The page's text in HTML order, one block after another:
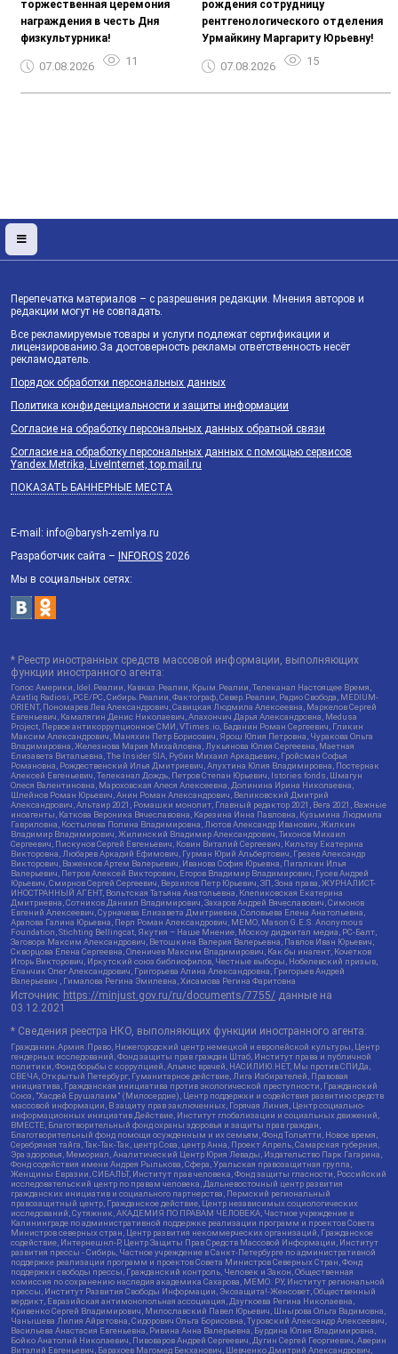
торжественная церемония
награждения в честь Дня
физкультурника!
07.08.2026 11
рождения сотрудницу
рентгенологического отделения
Урмайкину Маргариту Юрьевну!
07.08.2026 15
Перепечатка материалов – с разрешения редакции. Мнения авторов и
редакции могут не совпадать.
Все рекламируемые товары и услуги подлежат сертификации и
лицензированию.За достоверность рекламы ответственность несёт
рекламодатель.
Порядок обработки персональных данных
Политика конфиденциальности и защиты информации
Согласие на обработку персональных данных обратной связи
Согласие на обработку персональных данных с помощью сервисов
Yandex.Metrika, LiveInternet, top.mail.ru
ПОКАЗАТЬ БАННЕРНЫЕ МЕСТА
E-mail: info@barysh-zemlya.ru
Разработчик сайта – INFOROS 2026
Мы в социальных сетях:
* Реестр иностранных средств массовой информации, выполняющих
функции иностранного агента:
Голос Америки, Idel.Реалии, Кавказ.Реалии, Крым.Реалии, Телеканал Настоящее Время,
Azatliq Radiosi, PCE/PC, Сибирь.Реалии, Фактограф, Север.Реалии, Радио Свобода, MEDIUM-
ORIENT, Пономарев Лев Александрович, Савицкая Людмила Алексеевна, Маркелов Сергей
Евгеньевич, Камалягин Денис Николаевич, Апахончич Дарья Александровна, Medusa
Project, Первое антикоррупционное СМИ, VTimes.io, Баданин Роман Сергеевич, Гликин
Максим Александрович, Маняхин Петр Борисович, Ярош Юлия Петровна, Чуракова Ольга
Владимировна, Железнова Мария Михайловна, Лукьянова Юлия Сергеевна, Маетная
Елизавета Витальевна, The Insider SIA, Рубин Михаил Аркадьевич, Гройсман Софья
Романовна, Рождественский Илья Дмитриевич, Апухтина Юлия Владимировна, Постернак
Алексей Евгеньевич, Телеканал Дождь, Петров Степан Юрьевич, Istories fonds, Шмагун
Олеся Валентиновна, Мароховская Алеся Алексеевна, Долинина Ирина Николаевна,
Шлейнов Роман Юрьевич, Анин Роман Александрович, Великовский Дмитрий
Александрович, Альтаир 2021, Ромашки монолит, Главный редактор 2021, Вега 2021, Важные
иноагенты, Каткова Вероника Вячеславовна, Карезина Инна Павловна, Кузьмина Людмила
Гавриловна, Костылева Полина Владимировна, Лютов Александр Иванович, Жилкин
Владимир Владимирович, Жилинский Владимир Александрович, Тихонов Михаил
Сергеевич, Пискунов Сергей Евгеньевич, Ковин Виталий Сергеевич, Кильтау Екатерина
Викторовна, Любарев Аркадий Ефимович, Гурман Юрий Альбертович, Грезев Александр
Викторович, Важенков Артем Валерьевич, Иванова София Юрьевна, Пигалкин Илья
Валерьевич, Петров Алексей Викторович, Егоров Владимир Владимирович, Гусев Андрей
Юрьевич, Смирнов Сергей Сергеевич, Верзилов Петр Юрьевич, ЗП, Зона права, ЖУРНАЛИСТ-
ИНОСТРАННЫЙ АГЕНТ, Вольтская Татьяна Анатольевна, Клепиковская Екатерина
Дмитриевна, Сотников Даниил Владимирович, Захаров Андрей Вячеславович, Симонов
Евгений Алексеевич, Сурначева Елизавета Дмитриевна, Соловьева Елена Анатольевна,
Арапова Галина Юрьевна, Перл Роман Александрович, МЕМО, Mason G.E.S. Anonymous
Foundation, Stichting Bellingcat, Якутия – Наше Мнение, Москоу диджитал медиа, РС-Балт,
Заговора Максим Александрович, Ветошкина Валерия Валерьевна, Павлов Иван Юрьевич,
Скворцова Елена Сергеевна, Оленичев Максим Владимирович, Как бы инагент, Кочетков
Игорь Викторович, Иркутский союз библиофилов, Честные выборы, Нобелевский призыв,
Еланчик Олег Александрович, Григорьева Алина Александровна, Григорьев Андрей
Валерьевич , Гималова Регина Эмилевна, Хисамова Регина Фаритовна
Источник: https://minjust.gov.ru/ru/documents/7755/ данные на
03.12.2021
* Сведения реестра НКО, выполняющих функции иностранного агента:
Гражданин.Армия.Право, Нижегородский центр немецкой и европейской культуры, Центр
гендерных исследований, Фонд защиты прав граждан Штаб, Институт права и публичной
политики, Фонд борьбы с коррупцией, Альянс врачей, НАСИЛИЮ.НЕТ, Мы против СПИДа,
СВЕЧА, Открытый Петербург, Гуманитарное действие, Лига Избирателей, Правовая
инициатива, Гражданская инициатива против экологической преступности, Гражданский
Союз, "Хасдей Ерушалаим" (Милосердие), Центр поддержки и содействия развитию средств
массовой информации, В защиту прав заключенных, Горячая Линия, Центр социально-
информационных инициатив Действие, Институт глобализации и социальных движений,
ВМЕСТЕ, Благотворительный фонд охраны здоровья и защиты прав граждан,
Благотворительный фонд помощи осужденным и их семьям, Фонд Тольятти, Новое время,
Серебряная тайга, Так-Так-Так, центр Сова, центр Анна, Проект Апрель, Самарская губерния,
Эра здоровья, Мемориал, Аналитический Центр Юрия Левады, Издательство Парк Гагарина,
Фонд содействия имени Андрея Рылькова, Сфера, Уральская правозащитная группа,
Женщины Евразии, СИБАЛЬТ, Институт прав человека, Фонд защиты гласности, Российский
исследовательский центр по правам человека, Дальневосточный центр развития
гражданских инициатив и социального партнерства, Пермский региональный
правозащитный центр, Гражданское действие, Центр независимых социологических
исследований, Сутяжник, АКАДЕМИЯ ПО ПРАВАМ ЧЕЛОВЕКА, Частное учреждение в
Калининграде по административной поддержке реализации программ и проектов Совета
Министров северных стран, Центр развития некоммерческих организаций, Гражданское
содействие, Интернешнл-Р, Центр Защиты Прав Средств Массовой Информации, Институт
развития прессы - Сибирь, Частное учреждение в Санкт-Петербурге по административной
поддержке реализации программ и проектов Совета Министров Северных Стран, Фонд
поддержки свободы прессы, Гражданский контроль, Человек и Закон, Общественная
комиссия по сохранению наследия академика Сахарова, МЕМО. РУ, Институт региональной
прессы, Институт Развития Свободы Информации, Экозащита!-Женсовет, Общественный
вердикт, Евразийская антимонопольная ассоциация, Дзугкоева Регина Николаевна,
Кривенко Сергей Владимирович, Милославский Павел Юрьевич, Шнырова Ольга Вадимовна,
Чанышева Лилия Айратовна, Сидорович Ольга Борисовна, Туровский Александр Алексеевич,
Васильева Анастасия Евгеньевна, Ривина Анна Валерьевна, Бурдина Юлия Владимировна,
Бойко Анатолий Николаевич, Пивоваров Андрей Сергеевич, Дугин Сергей Георгиевич, Аверин
Виталий Евгеньевич, Барахоев Магомед Бекханович, Шевченко Дмитрий Александрович,